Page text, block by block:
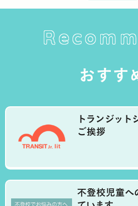
おすす
トランジット
ご挨拶
不登校児童へ